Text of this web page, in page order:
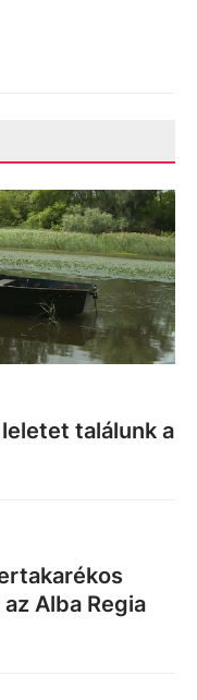
találunk a
Alba Regia